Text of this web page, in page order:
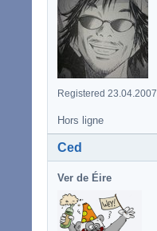
Registered 23.04.2007
Hors ligne
Ced
Ver de Éire